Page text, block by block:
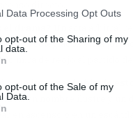
Data Processing Opt Outs
opt-out of the Sharing of my
data.
opt-out of the Sale of my
Data.
a los colegiados en la
mira de reojo al partido
todo internet habla de
un nombre ilustre y un
en ascenso o en un